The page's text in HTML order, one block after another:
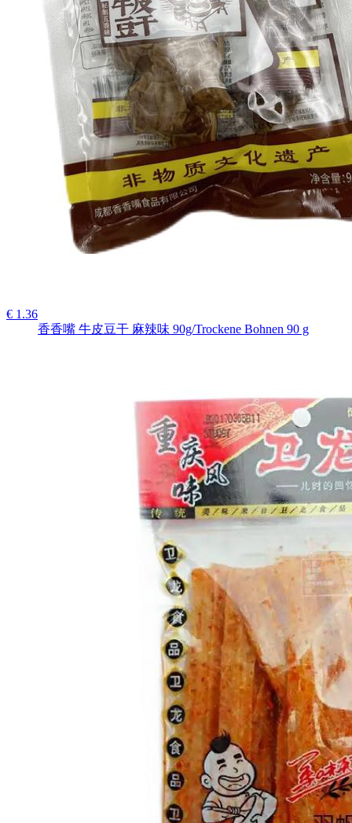
€ 1.36
香香嘴 牛皮豆干 麻辣味 90g/Trockene Bohnen 90 g